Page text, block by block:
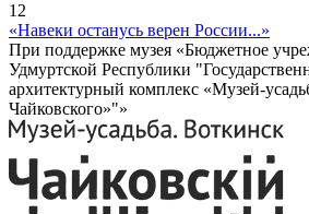
12
«Навеки останусь верен России...»
При поддержке музея «Бюджетное
Удмуртской Республики
архитектурный комплекс «Музей-
Чайковского»"»